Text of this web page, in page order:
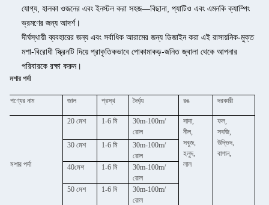
যোগ্য, হালকা ওজনের এবং ইনস্টল করা সহজ—বিছানা, প্যাটিও এবং এমনকি ক্যাম্পিং
ভ্রমণের জন্য আদর্শ।
দীর্ঘস্থায়ী ব্যবহারের জন্য এবং সর্বাধিক আরামের জন্য ডিজাইন করা এই রাসায়নিক-মুক্ত
মশা-বিরোধী স্ক্রিনটি দিয়ে প্রাকৃতিকভাবে পোকামাকড়-জনিত জ্বালা থেকে আপনার
পরিবারকে রক্ষা করুন।
মশার পর্দা
পণ্যের নাম জাল প্রস্থ দৈর্ঘ্য রঙ দরকারী
মশার পর্দা
20 মেশ 1-6 মি
30m-100m/
রোল
সাদা,
নীল,
সবুজ,
হলুদ,
লাল
ফল,
সবজি,
উদ্ভিদ,
বাগান,
30 মেশ 1-6 মি
30m-100m/
রোল
40মেশ
1-6 মি
30m-100m/
রোল
50 মেশ
1-6 মি
30m-100m/
রোল